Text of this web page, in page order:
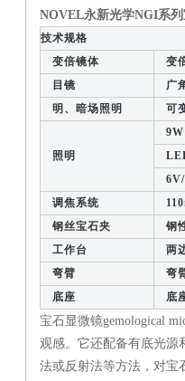
NOVEL永新光学NGI系
技术规格
变倍镜体
变
目镜
广
明、暗场照明
可
照明
9W
6V/
调焦系统
钢丝宝石夹
钢
工作台
两
弯臂
弯
底座
底
宝石显微镜gemological
观感。它还配备有底光源
法或反射法等方法，对宝